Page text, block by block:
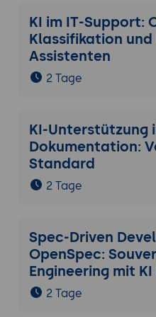
Organisation den
skizzieren, eine
Unterstützung
fünf Daten-Quellen
Tag 3: Audit-
Reife, Operator-
7. AI-Awareness,
AI-Act-Pflicht (Art.
Kompetenz aller
AI-Schulungs-
regelmässige
KI im IT-Support:
Klassifikation
Assistenten
2 Tage
KI-Unterstützung
Dokumentation:
Standard
2 Tage
Spec-Driven
OpenSpec:
Engineering mit
2 Tage